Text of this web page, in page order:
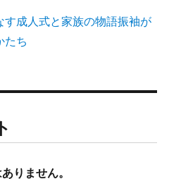
す成人式と家族の物語振袖が
たち
りません。